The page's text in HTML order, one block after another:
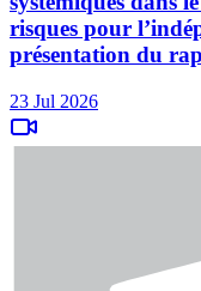
risques pour
présentation du
23 Jul 2026